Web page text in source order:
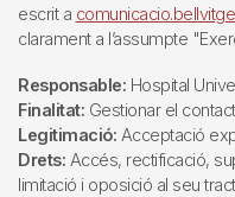
escrit a
clarament a l’assumpte
Responsable: Hospital
Finalitat: Gestionar el
Legitimació: Acceptació
Drets: Accés, rectificació,
limitació i oposició al seu